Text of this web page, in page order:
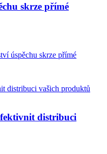
skrze přímé
úspěchu skrze přímé
distribuci